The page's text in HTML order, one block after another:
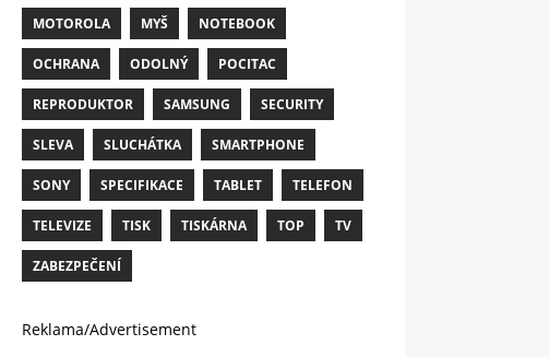
MOTOROLA MYŠ NOTEBOOK
OCHRANA ODOLNÝ POCITAC
REPRODUKTOR SAMSUNG SECURITY
SLEVA SLUCHÁTKA SMARTPHONE
SONY SPECIFIKACE TABLET TELEFON
TELEVIZE TISK TISKÁRNA TOP TV
ZABEZPEČENÍ
Reklama/Advertisement